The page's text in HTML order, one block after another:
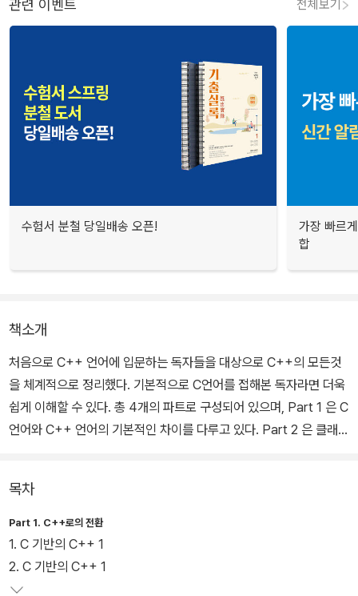
관련 이벤트 전체보기
수험서 분철 당일배송 오픈!
가장 빠르
합
책소개
처음으로 C++ 언어에 입문하는 독자들을 대상으로 C++의 모든것
을 체계적으로 정리했다. 기본적으로 C언어를 접해본 독자라면 더욱
쉽게 이해할 수 있다. 총 4개의 파트로 구성되어 있으며, Part 1 은 C
언어와 C++ 언어의 기본적인 차이를 다루고 있다. Part 2 은 클래스
책에 포함된 무료 쿠폰을 이용하여 프리렉 사이트(www.freelec.c
o.kr)에서 제공하는 인터넷 강의를 무료로 수강할 수 있다.
목차
Part 1. C++로의 전환
1. C 기반의 C++ 1
2. C 기반의 C++ 1